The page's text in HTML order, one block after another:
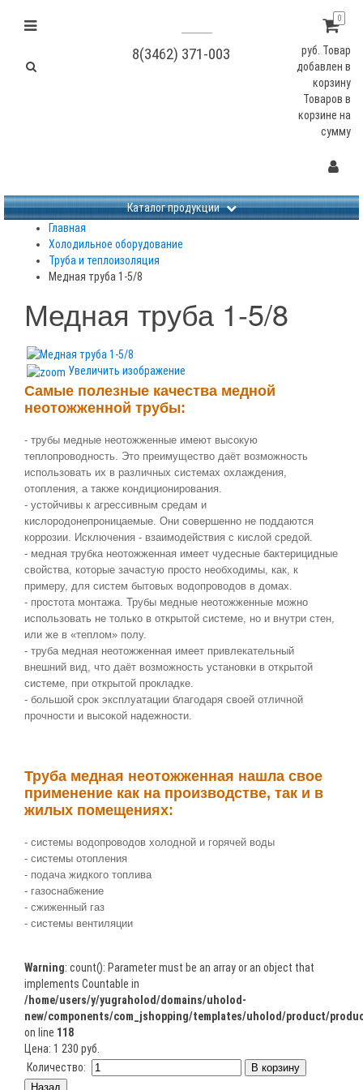
8(3462) 371-003
0
руб. Товар
добавлен в
корзину
Товаров в
корзине на
сумму
Не заданы изображения Каталог продукции
Главная
Холодильное оборудование
Труба и теплоизоляция
Медная труба 1-5/8
Медная труба 1-5/8
Увеличить изображение
Самые полезные качества медной
неотожженной трубы:
- трубы медные неотожженные имеют высокую
теплопроводность. Это преимущество даёт возможность
использовать их в различных системах охлаждения,
отопления, а также кондиционирования.
- устойчивы к агрессивным средам и
кислородонепроницаемые. Они совершенно не поддаются
коррозии. Исключения - взаимодействия с кислой средой.
- медная трубка неотожженная имеет чудесные бактерицидные
свойства, которые зачастую просто необходимы, как, к
примеру, для систем бытовых водопроводов в домах.
- простота монтажа. Трубы медные неотожженные можно
использовать не только в открытой системе, но и внутри стен,
или же в «теплом» полу.
- труба медная неотожженная имеет привлекательный
внешний вид, что даёт возможность установки в открытой
системе, при открытой прокладке.
- большой срок эксплуатации благодаря своей отличной
прочности и высокой надежности.
Труба медная неотожженная нашла свое
применение как на производстве, так и в
жилых помещениях:
- системы водопроводов холодной и горячей воды
- системы отопления
- подача жидкого топлива
- газоснабжение
- сжиженный газ
- системы вентиляции
Warning: count(): Parameter must be an array or an object that
implements Countable in
/home/users/y/yugraholod/domains/uholod-
new/components/com_jshopping/templates/uholod/product/
on line 118
Цена: 1 230 руб.
Количество: